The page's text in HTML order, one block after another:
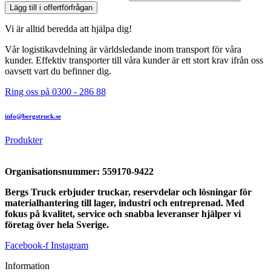
Lägg till i offertförfrågan
Vi är alltid beredda att hjälpa dig!
Vår logistikavdelning är världsledande inom transport för våra
kunder. Effektiv transporter till våra kunder är ett stort krav ifrån oss
oavsett vart du befinner dig.
Ring oss på 0300 - 286 88
info@bergstruck.se
Produkter
Organisationsnummer: 559170-9422
Bergs Truck erbjuder truckar, reservdelar och lösningar för
materialhantering till lager, industri och entreprenad. Med
fokus på kvalitet, service och snabba leveranser hjälper vi
företag över hela Sverige.
Facebook-f Instagram
Information